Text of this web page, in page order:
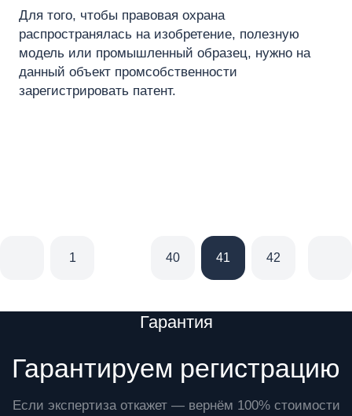
Для того, чтобы правовая охрана
распространялась на изобретение, полезную
модель или промышленный образец, нужно на
данный объект промсобственности
зарегистрировать патент.
1 40 41 42
Гарантия
Гарантируем регистрацию
Если экспертиза откажет — вернём 100% стоимости